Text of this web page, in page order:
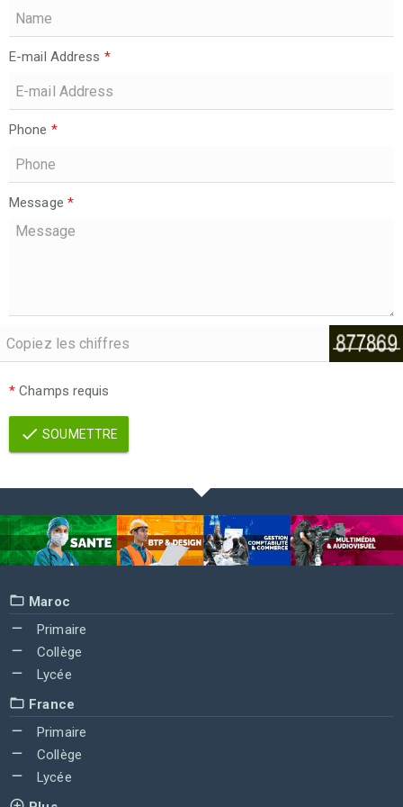
E-mail Address *
Phone *
Message *
* Champs requis
SOUMETTRE
Maroc
Primaire
Collège
Lycée
France
Primaire
Collège
Lycée